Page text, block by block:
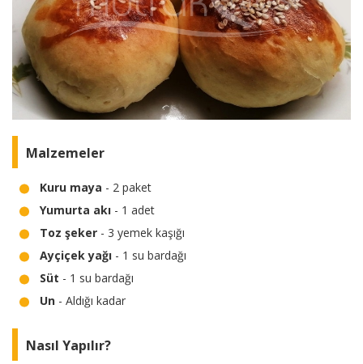
Malzemeler
Kuru maya - 2 paket
Yumurta akı - 1 adet
Toz şeker - 3 yemek kaşığı
Ayçiçek yağı - 1 su bardağı
Süt - 1 su bardağı
Un - Aldığı kadar
Nasıl Yapılır?